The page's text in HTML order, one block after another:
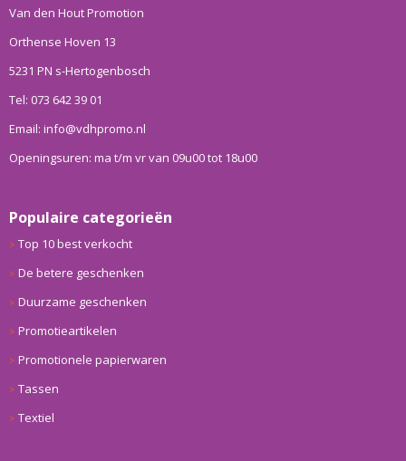
Van den Hout Promotion
Orthense Hoven 13
5231 PN s-Hertogenbosch
Tel: 073 642 39 01
Email: info@vdhpromo.nl
Openingsuren: ma t/m vr van 09u00 tot 18u00
Populaire categorieën
Top 10 best verkocht
De betere geschenken
Duurzame geschenken
Promotieartikelen
Promotionele papierwaren
Tassen
Textiel